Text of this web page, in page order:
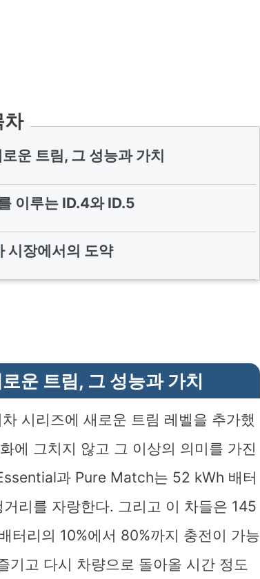
차
운 트림, 그 성능과 가치
이루는 ID.4와 ID.5
시장에서의 도약
운 트림, 그 성능과 가치
시리즈에 새로운 트림 레벨을 추가했
에 그치지 않고 그 이상의 의미를 가진
과 Pure Match는 52 kWh 배터
리를 자랑한다. 그리고 이 차들은 145
터리의 10%에서 80%까지 충전이 가능
기고 다시 차량으로 돌아올 시간 정도